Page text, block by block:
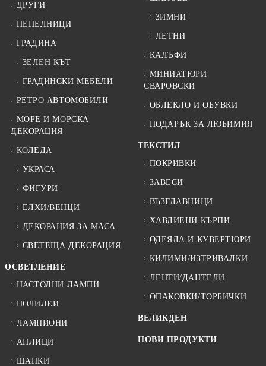
ДРУГИ
ПЕПЕЛНИЦИ
ГРАДИНА
ЗЕЛЕН КЪТ
ГРАДИНСКИ МЕБЕЛИ
РЕТРО АВТОМОБИЛИ
МОРЕ И МОРСКА
ДЕКОРАЦИЯ
КОЛЕДА
УКРАСА
ФИГУРИ
ЕЛХИ/ВЕНЦИ
ДЕКОРАЦИЯ ЗА МАСА
СВЕТЕЩА ДЕКОРАЦИЯ
ОСВЕТЛЕНИЕ
НАСТОЛНИ ЛАМПИ
ПОЛИЛЕИ
ЛАМПИОНИ
АПЛИЦИ
ШАПКИ
ЗИМНИ
ЛЕТНИ
КАЛЪФИ
МИНИАТЮРИ
СВАРОВСКИ
ОБЛЕКЛО И ОБУВКИ
ПОДАРЪК ЗА ЛЮБИМИЯ
ТЕКСТИЛ
ПОКРИВКИ
ЗАВЕСИ
ВЪЗГЛАВНИЦИ
ХАВЛИЕНИ КЪРПИ
ОДЕЯЛА И КУВЕРТЮРИ
КИЛИМИ/ИЗТРИВАЛКИ
ЛЕНТИ/ДАНТЕЛИ
ОПАКОВКИ/ТОРБИЧКИ
ВЕЛИКДЕН
НОВИ ПРОДУКТИ